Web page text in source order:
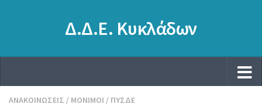
Δ.Δ.Ε. Κυκλάδων
ΑΝΑΚΟΙΝΏΣΕΙΣ / ΜΌΝΙΜΟΙ / ΠΥΣΔΕ